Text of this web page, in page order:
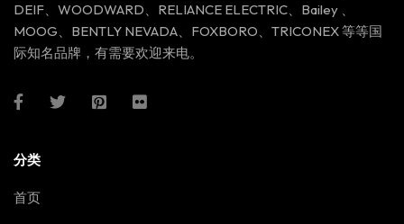
DEIF、WOODWARD、RELIANCE ELECTRIC、Bailey 、
MOOG、BENTLY NEVADA、FOXBORO、TRICONEX 等等国
际知名品牌，有需要欢迎来电。
分类
首页